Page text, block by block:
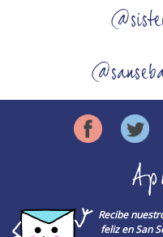
Recibe
feliz en San